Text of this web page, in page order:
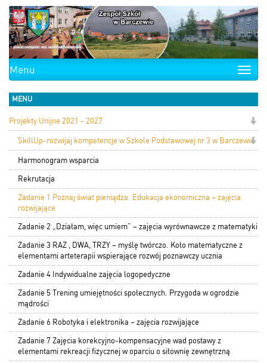
Toggle
Menu
MENU
Projekty Unijne 2021 - 2027
SkillUp-rozwijaj kompetencje w Szkole Podstawowej nr 3 w Barczewie
Harmonogram wsparcia
Rekrutacja
Zadanie 1 Poznaj świat pieniądza. Edukacja ekonomiczna – zajęcia
rozwijające
Zadanie 2 „Działam, więc umiem” – zajęcia wyrównawcze z matematyki
Zadanie 3 RAZ , DWA, TRZY – myślę twórczo. Koło matematyczne z
elementami arteterapii wspierające rozwój poznawczy ucznia
Zadanie 4 Indywidualne zajęcia logopedyczne
Zadanie 5 Trening umiejętności społecznych. Przygoda w ogrodzie
mądrości
Zadanie 6 Robotyka i elektronika – zajęcia rozwijające
Zadanie 7 Zajęcia korekcyjno-kompensacyjne wad postawy z
elementami rekreacji fizycznej w oparciu o siłownię zewnętrzną